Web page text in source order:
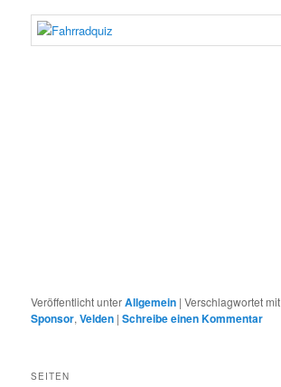
Veröffentlicht unterAllgemein |Verschlagwortet mit
Sponsor,Velden |Schreibe einen Kommentar
SEITEN